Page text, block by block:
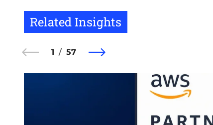
Related Insights
1 57